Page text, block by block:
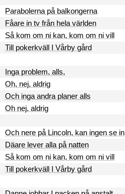
Parabolerna på balkongerna
Fåare in tv från hela världen
Så kom om ni kan, kom om ni vill
Till pokerkväll I Vårby gård
Inga problem, alls,
Oh, nej, aldrig
Och inga andra planer alls
Oh nej, aldrig
Och nere på Lincoln, kan ingen se in
Däare lever alla på natten
Så kom om ni kan, kom om ni vill
Till pokerkväll I Vårby gård